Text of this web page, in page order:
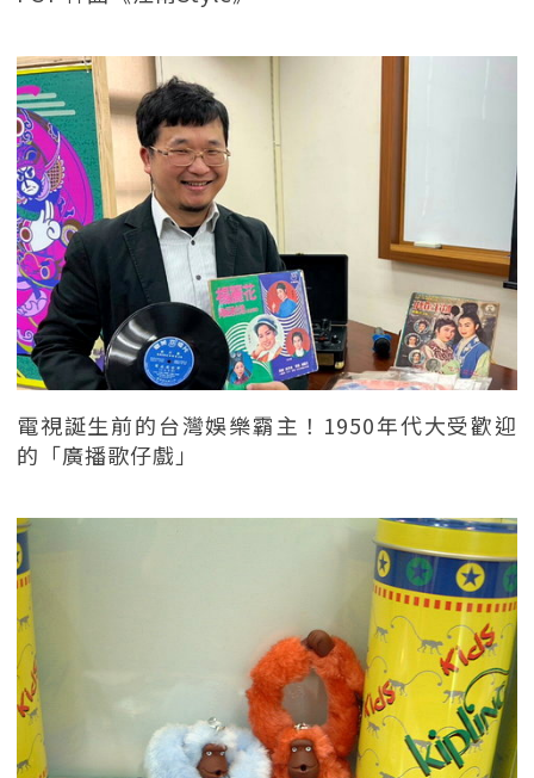
電視誕生前的台灣娛樂霸主！1950年代大受歡迎
的「廣播歌仔戲」